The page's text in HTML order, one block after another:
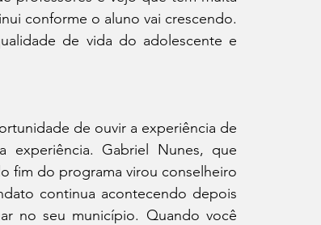
conforme o aluno vai crescendo.
de vida do adolescente e
de ouvir a experiência de
experiência. Gabriel Nunes, que
fim do programa virou conselheiro
continua acontecendo depois
no seu município. Quando você